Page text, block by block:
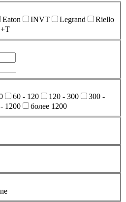
Eaton INVT Legrand
Riello
60 - 120 120 - 300
300 -
1200 более 1200